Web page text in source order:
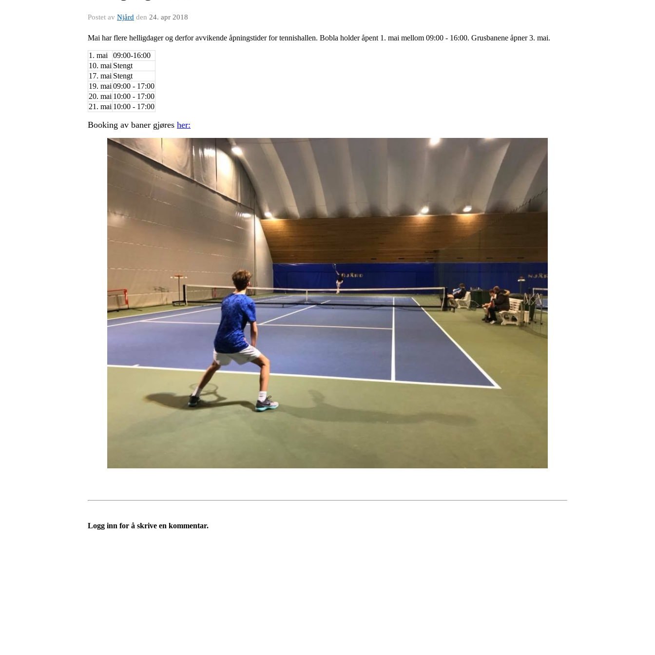
Postet av Njård den 24. apr 2018
Mai har flere helligdager og derfor avvikende åpningstider for tennishallen. Bobla holder åpent 1. mai mellom 09:00 - 16:00. Grusbanene åpner 3. mai.
1. mai
09:00-16:00
10. mai Stengt
17. mai Stengt
19. mai 09:00 - 17:00
20. mai 10:00 - 17:00
21. mai 10:00 - 17:00
Booking av baner gjøres her:
Logg inn for å skrive en kommentar.